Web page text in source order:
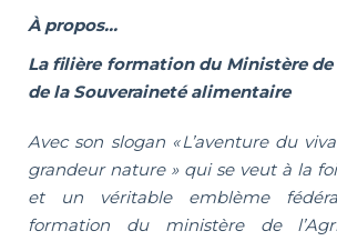
À propos…
La filière formation du Ministère
de la Souveraineté alimentaire
Avec son slogan « L’aventure du
grandeur nature » qui se veut à la
et un véritable emblème
formation du ministère de